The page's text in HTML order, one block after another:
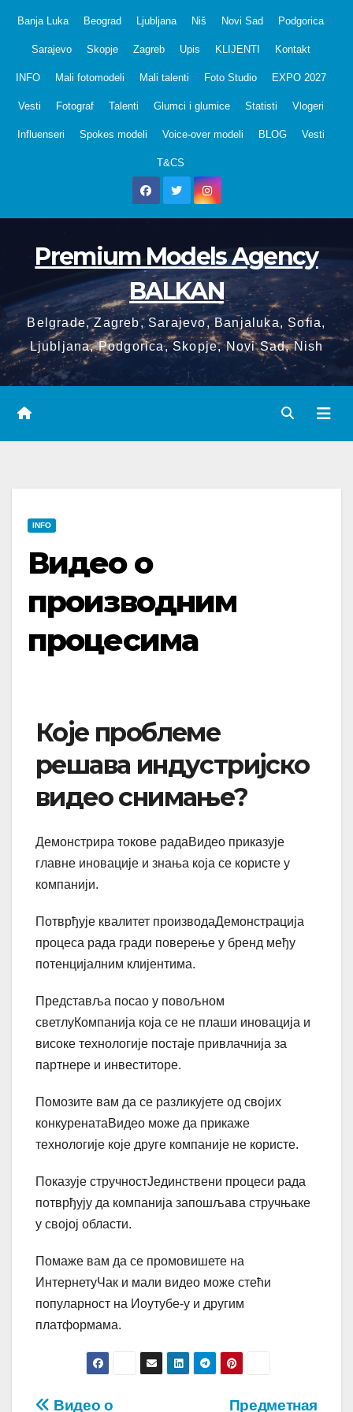
Banja Luka Beograd Ljubljana Niš Novi Sad Podgorica
Sarajevo Skopje Zagreb Upis KLIJENTI Kontakt
INFO Mali fotomodeli Mali talenti Foto Studio EXPO 2027
Vesti Fotograf Talenti Glumci i glumice Statisti Vlogeri
Influenseri Spokes modeli Voice-over modeli BLOG Vesti
T&CS
Premium Models Agency
BALKAN
Belgrade, Zagreb, Sarajevo, Banjaluka, Sofia,
Ljubljana, Podgorica, Skopje, Novi Sad, Nish
INFO
Видео о
производним
процесима
Које проблеме
решава индустријско
видео снимање?
Демонстрира токове радаВидео приказује
главне иновације и знања која се користе у
компанији.
Потврђује квалитет производаДемонстрација
процеса рада гради поверење у бренд међу
потенцијалним клијентима.
Представља посао у повољном
светлуКомпанија која се не плаши иновација и
високе технологије постаје привлачнија за
партнере и инвеститоре.
Помозите вам да се разликујете од својих
конкуренатаВидео може да прикаже
технологије које друге компаније не користе.
Показује стручностЈединствени процеси рада
потврђују да компанија запошљава стручњаке
у својој области.
Помаже вам да се промовишете на
ИнтернетуЧак и мали видео може стећи
популарност на Иоутубе-у и другим
платформама.
Предметная
Видео о